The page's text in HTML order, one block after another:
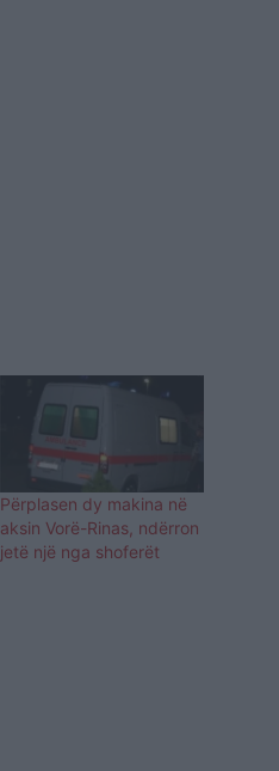
Përplasen dy makina në
aksin Vorë-Rinas, ndërron
jetë një nga shoferët